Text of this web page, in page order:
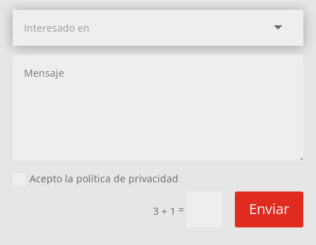
Acepto la política de privacidad
3 + 1 = Enviar